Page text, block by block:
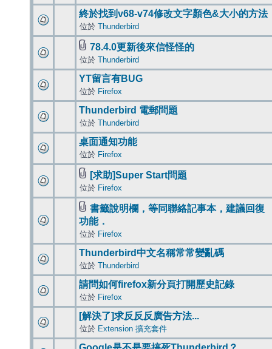
終於找到v68-v74修改文字顏色&大小的方法
位於 Thunderbird
78.4.0更新後來信怪怪的
位於 Thunderbird
YT留言有BUG
位於 Firefox
Thunderbird 電郵問題
位於 Thunderbird
桌面通知功能
位於 Firefox
[求助]Super Start問題
位於 Firefox
書籤說明欄，等同聯絡記事本，建議回復
功能．
位於 Firefox
Thunderbird中文名稱常常變亂碼
位於 Thunderbird
請問如何firefox新分頁打開歷史記錄
位於 Firefox
[解決了]求反反反廣告方法...
位於 Extension 擴充套件